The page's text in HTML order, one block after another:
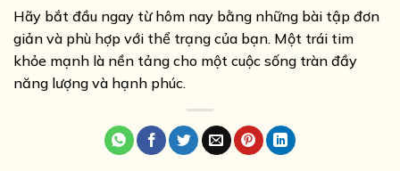
Hãy bắt đầu ngay từ hôm nay bằng những bài tập đơn
giản và phù hợp với thể trạng của bạn. Một trái tim
khỏe mạnh là nền tảng cho một cuộc sống tràn đầy
năng lượng và hạnh phúc.